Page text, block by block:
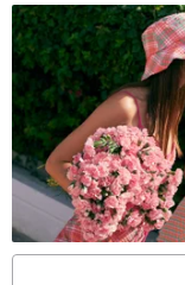
私にとっては、
以上、
かけがえのない固体優
材料❀❀
日本インクジェット勾
イタリアのウールウ